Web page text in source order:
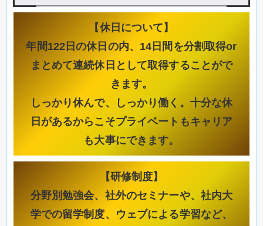
【休日について】
年間122日の休日の内、14日間を分割取得or
まとめて連続休日として取得することがで
きます。
しっかり休んで、しっかり働く。十分な休
日があるからこそプライベートもキャリア
も大事にできます。
【研修制度】
分野別勉強会、社外のセミナーや、社内大
学での留学制度、ウェブによる学習など、